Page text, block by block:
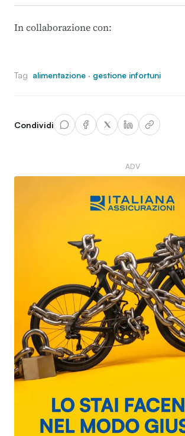
In collaborazione con:
Tag alimentazione · gestione infortuni
Condividi
ADV